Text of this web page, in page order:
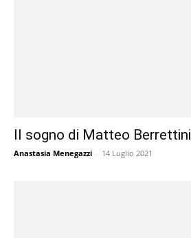
Il sogno di Matteo Berrettini
Anastasia Menegazzi - 14 Luglio 2021